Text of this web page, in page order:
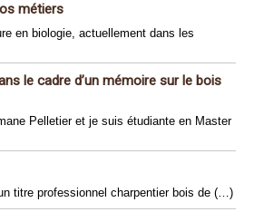
métiers
en biologie, actuellement dans les
le cadre d’un mémoire sur le bois
Pelletier et je suis étudiante en Master
titre professionnel charpentier bois de (…)